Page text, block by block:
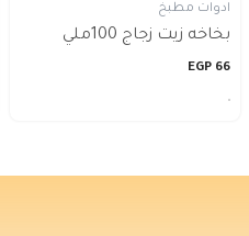
ادوات مطبخ
بخاخه زيت زجاج 100ملي
66
EGP